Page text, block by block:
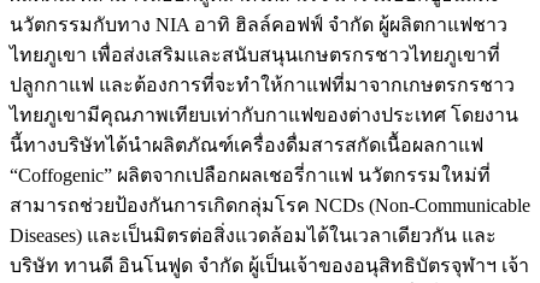
นวัตกรรมกับทาง NIA อาทิ ฮิลล์คอฟฟ์ จำกัด ผู้ผลิตกาแฟชาว
ไทยภูเขา เพื่อส่งเสริมและสนับสนุนเกษตรกรชาวไทยภูเขาที่
ปลูกกาแฟ และต้องการที่จะทำให้กาแฟที่มาจากเกษตรกรชาว
ไทยภูเขามีคุณภาพเทียบเท่ากับกาแฟของต่างประเทศ โดยงาน
นี้ทางบริษัทได้นำผลิตภัณฑ์เครื่องดื่มสารสกัดเนื้อผลกาแฟ
“Coffogenic” ผลิตจากเปลือกผลเชอรี่กาแฟ นวัตกรรมใหม่ที่
สามารถช่วยป้องกันการเกิดกลุ่มโรค NCDs (Non-Communicable
Diseases) และเป็นมิตรต่อสิ่งแวดล้อมได้ในเวลาเดียวกัน และ
บริษัท ทานดี อินโนฟูด จำกัด ผู้เป็นเจ้าของอนุสิทธิบัตรจุฬาฯ เจ้า